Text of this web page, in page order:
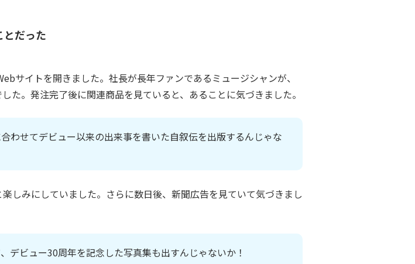
とだった
サイトを開きました。社長が長年ファンであるミュージシャンが、
。発注完了後に関連商品を見ていると、あることに気づきました。
わせてデビュー以来の出来事を書いた自叙伝を出版するんじゃな
しみにしていました。さらに数日後、新聞広告を見ていて気づきまし
デビュー30周年を記念した写真集も出すんじゃないか！